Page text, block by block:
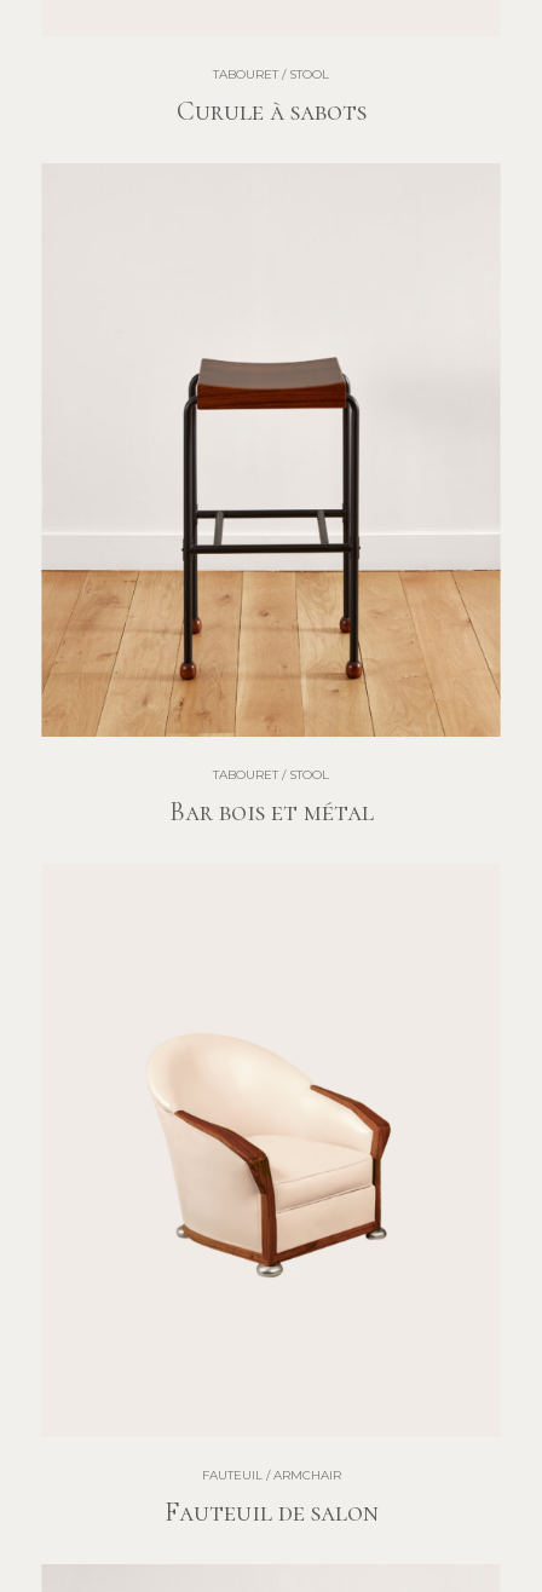
TABOURET / STOOL
Curule à sabots
TABOURET / STOOL
Bar bois et métal
FAUTEUIL / ARMCHAIR
Fauteuil de salon